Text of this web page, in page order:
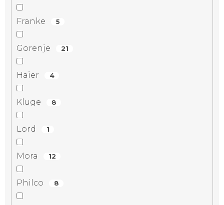
Franke 5
Gorenje 21
Haier 4
Kluge 8
Lord 1
Mora 12
Philco 8